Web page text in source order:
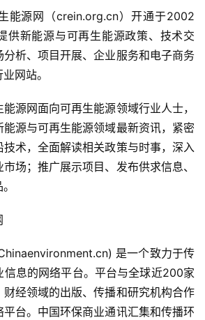
能源网（crein.org.cn）开通于2002
供新能源与可再生能源政策、技术交
析、项目开展、企业服务和电子商务
网站。
源网面向可再生能源领域行业人士，
源与可再生能源领域最新资讯，紧密
术，全面解读相关政策与时事，深入
场；推广展示项目、发布供求信息、
是一个致力于传
信息的网络平台。平台与全球近200家
经领域的出版、传播和研究机构合作
台。中国环保商业通讯汇集和传播环